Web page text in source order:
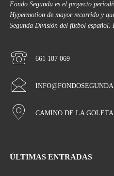
Fondo Segunda es el proyecto
Hypermotion de mayor recorrido y
Segunda División del fútbol español.
661 187 069
CAMINO DE LA
ÚLTIMAS ENTRADAS